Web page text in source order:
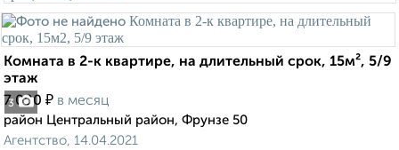
3
Комната в 2-к квартире, на длительный срок, 15м², 5/9
этаж
7 000 ₽ в месяц
район Центральный район, Фрунзе 50
Агентство, 14.04.2021